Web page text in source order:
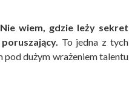
Nie wiem, gdzie leży sekret
To jedna z tych
pod dużym wrażeniem talentu